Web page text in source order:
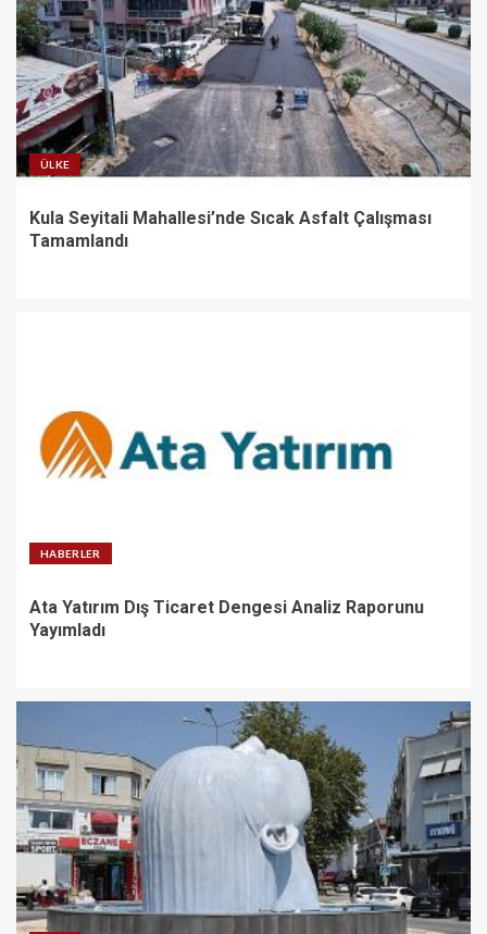
ÜLKE
Kula Seyitali Mahallesi’nde Sıcak Asfalt Çalışması
Tamamlandı
HABERLER
Ata Yatırım Dış Ticaret Dengesi Analiz Raporunu
Yayımladı